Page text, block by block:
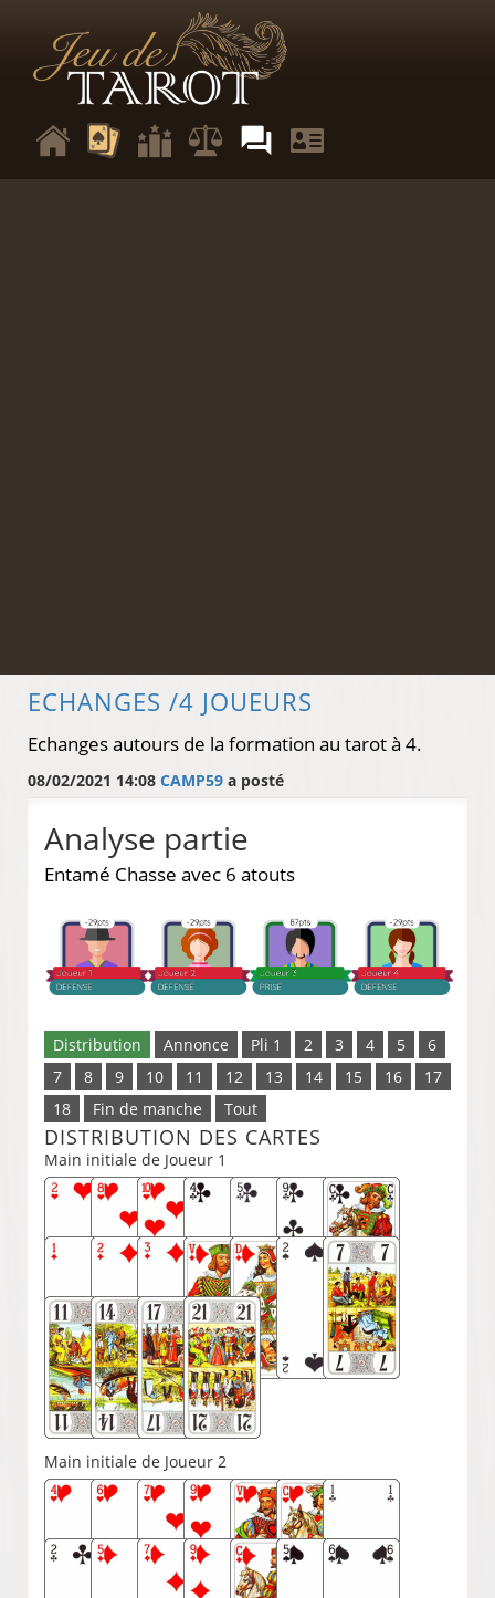
ECHANGES /4 JOUEURS
Echanges autours de la formation au tarot à 4.
08/02/2021 14:08 CAMP59 a posté
Analyse partie
Entamé Chasse avec 6 atouts
Distribution Annonce Pli 1 2 3 4 5
6
7
8 9 10 11 12 13 14 15 16
17
18
Fin de manche Tout
DISTRIBUTION DES CARTES
Main initiale de Joueur 1
Main initiale de Joueur 2